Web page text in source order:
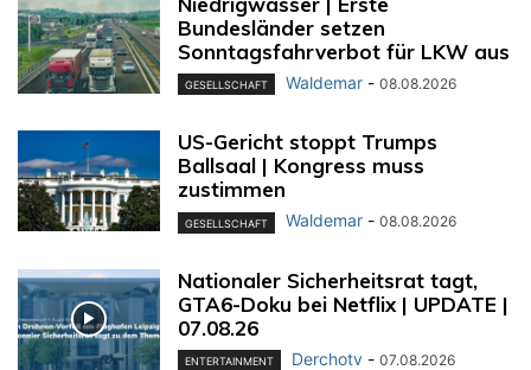
Bundesländer setzen
Sonntagsfahrverbot für LKW aus
GESELLSCHAFT Waldemar - 08.08.2026
US-Gericht stoppt Trumps
Ballsaal | Kongress muss
zustimmen
GESELLSCHAFT Waldemar - 08.08.2026
Nationaler Sicherheitsrat tagt,
GTA6-Doku bei Netflix | UPDATE |
07.08.26
ENTERTAINMENT Derchotv - 07.08.2026